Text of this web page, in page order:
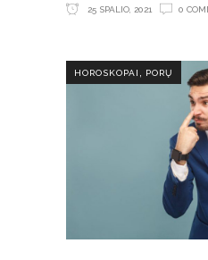
25 SPALIO, 2021 0
HOROSKOPAI , PORŲ